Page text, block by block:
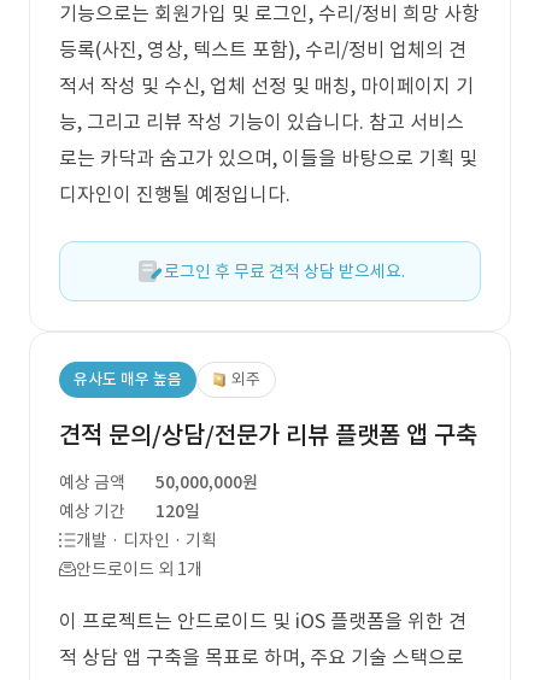
기능으로는 회원가입 및 로그인, 수리/정비 희망 사항
등록(사진, 영상, 텍스트 포함), 수리/정비 업체의 견
적서 작성 및 수신, 업체 선정 및 매칭, 마이페이지 기
능, 그리고 리뷰 작성 기능이 있습니다. 참고 서비스
로는 카닥과 숨고가 있으며, 이들을 바탕으로 기획 및
디자인이 진행될 예정입니다.
로그인 후 무료 견적 상담 받으세요.
유사도 매우 높음 외주
견적 문의/상담/전문가 리뷰 플랫폼 앱 구축
예상 금액
50,000,000원
예상 기간
120일
개발 · 디자인 · 기획
안드로이드 외 1개
이 프로젝트는 안드로이드 및 iOS 플랫폼을 위한 견
적 상담 앱 구축을 목표로 하며, 주요 기술 스택으로